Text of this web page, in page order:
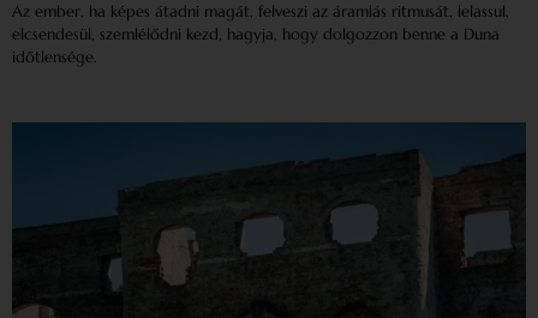
Az ember, ha képes átadni magát, felveszi az áramlás ritmusát, lelassul,
elcsendesül, szemlélődni kezd, hagyja, hogy dolgozzon benne a Duna
időtlensége.